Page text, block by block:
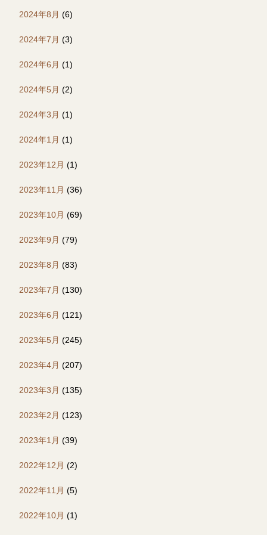
2024年8月 (6)
2024年7月 (3)
2024年6月 (1)
2024年5月 (2)
2024年3月 (1)
2024年1月 (1)
2023年12月 (1)
2023年11月 (36)
2023年10月 (69)
2023年9月 (79)
2023年8月 (83)
2023年7月 (130)
2023年6月 (121)
2023年5月 (245)
2023年4月 (207)
2023年3月 (135)
2023年2月 (123)
2023年1月 (39)
2022年12月 (2)
2022年11月 (5)
2022年10月 (1)